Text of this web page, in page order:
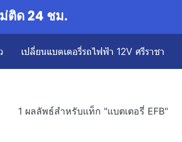
ติด 24 ชม.
เปลี่ยนแบตเตอรี่รถไฟฟ้า 12V ศรีราชา
1 ผลลัพธ์สำหรับแท็ก "แบตเตอรี่ EFB"